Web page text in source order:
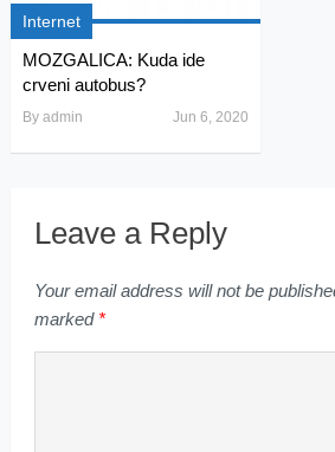
Internet
MOZGALICA: Kuda ide
crveni autobus?
By admin Jun 6, 2020
Leave a Reply
Your email address will not be
marked *